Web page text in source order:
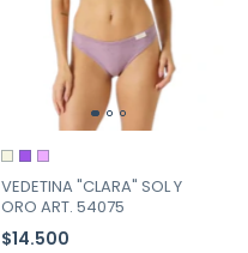
VEDETINA "CLARA" SOL Y
ORO ART. 54075
$14.500